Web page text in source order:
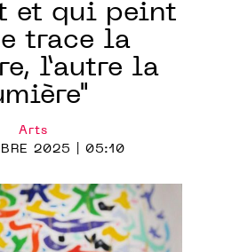
et qui peint
trace la
l’autre la
Arts
2025 | 05:10